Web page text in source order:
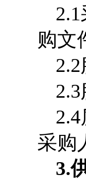
2.1
购文
2.2
2.3
2.4
采购
3.